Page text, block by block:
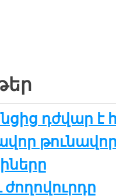
դժվար է
թունավոր